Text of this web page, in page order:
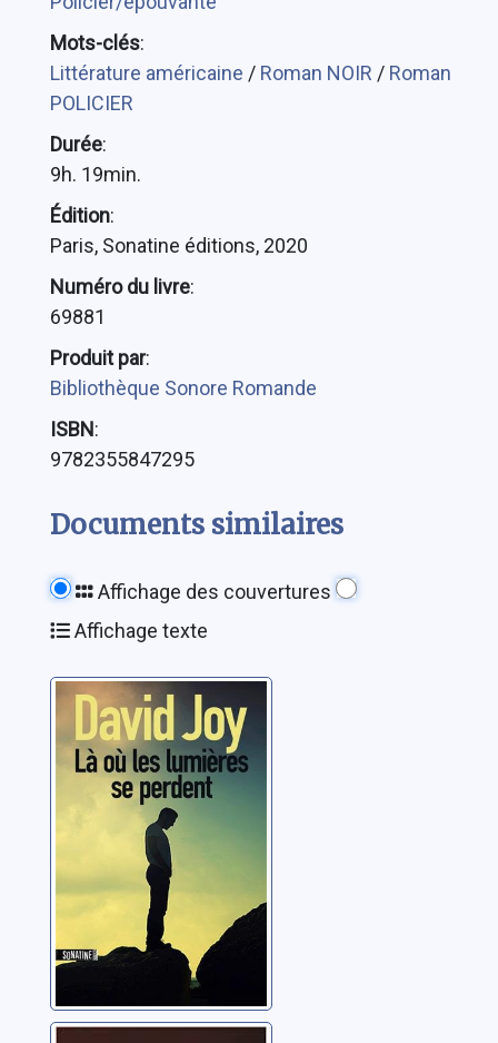
Mots-clés:
Littérature américaine / Roman NOIR / Roman
POLICIER
Durée:
9h. 19min.
Édition:
Paris, Sonatine éditions, 2020
Numéro du livre:
69881
Produit par:
Bibliothèque Sonore Romande
ISBN:
9782355847295
Documents similaires
Affichage des couvertures
Affichage texte
Là où les
lumières se
perdent
Joy, David